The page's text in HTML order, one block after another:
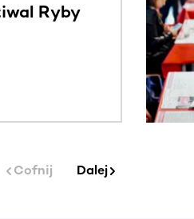
Ryby
Cofnij Dalej